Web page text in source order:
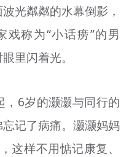
光粼粼的水幕倒影，
戏称为“小话痨”的男
里闪着光。
，6岁的灏灏与同行的
记了病痛。灏灏妈妈
这样不用惦记康复、